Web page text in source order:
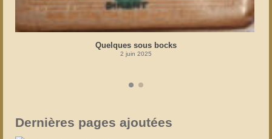
Quelques sous bocks
2 juin 2025
Dernières pages ajoutées